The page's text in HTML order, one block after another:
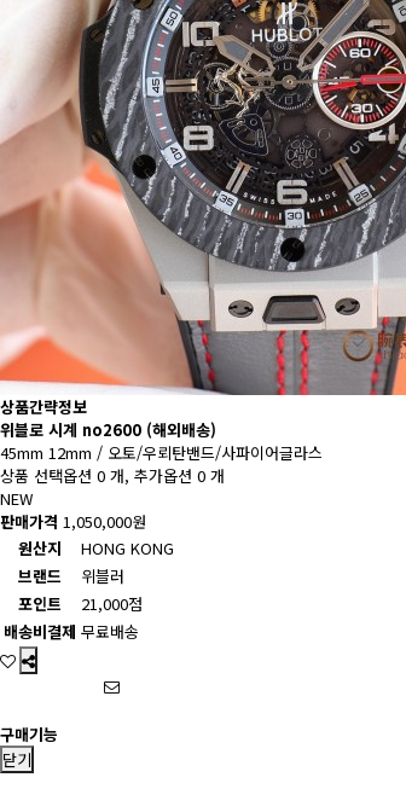
상품간략정보
위블로 시계 no2600 (해외배송)
45mm 12mm / 오토/우뢰탄밴드/사파이어글라스
상품 선택옵션 0 개, 추가옵션 0 개
NEW
판매가격 1,050,000원
원산지
HONG KONG
브랜드
위블러
포인트
21,000점
배송비결제 무료배송
구매기능
닫기